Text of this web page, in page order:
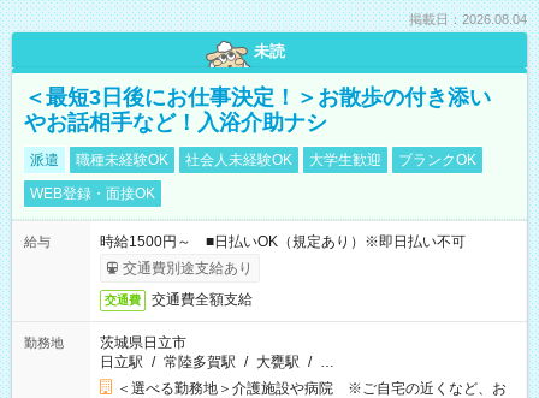
掲載日：2026.08.04
未読
＜最短3日後にお仕事決定！＞お散歩の付き添い
やお話相手など！入浴介助ナシ
派遣 職種未経験OK 社会人未経験OK 大学生歓迎
ブランクOK
WEB登録・面接OK
給与
時給1500円～ ■日払いOK（規定あり）※即日払い不可
交通費別途支給あり
交通費 交通費全額支給
勤務地
茨城県日立市
日立駅 / 常陸多賀駅 / 大甕駅 / …
＜選べる勤務地＞介護施設や病院 ※ご自宅の近くなど、お